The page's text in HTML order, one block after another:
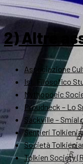
2) Altre
Associazione
Ist. Filosofico
Mythopoeic
Proudneck – Lo
Sackville – Smial
Sentieri
Società
Tolkien Society